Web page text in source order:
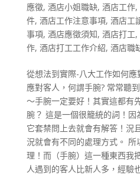
應徵, 酒店小姐職缺, 酒店工作,
件, 酒店工作注意事項, 酒店工
事項, 酒店應徵須知, 酒店打工,
作, 酒店打工工作介紹, 酒店職
從想法到實際-八大工作如何
應對客人，何謂手腕? 常常聽
～手腕一定要好！其實這都有
腕？ 這是一個很籠統的詞！
它套禁問上去就會有解答！況
況就會有不同的處理方式。
理！而（手腕）這一種東西我
人遇到的客人比新人多，經驗